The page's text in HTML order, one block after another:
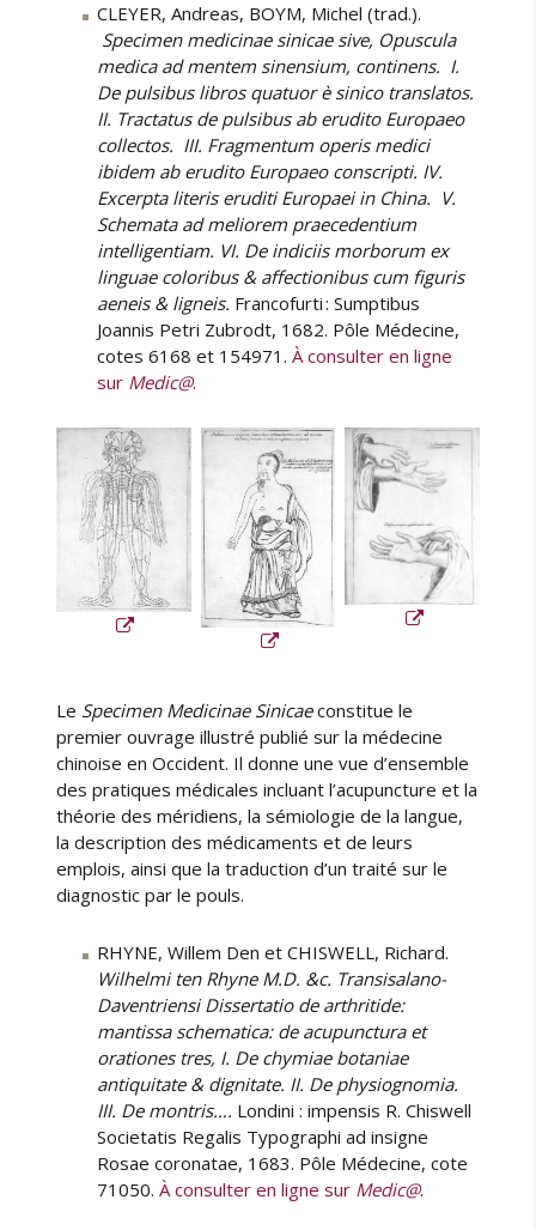
CLEYER, Andreas, BOYM, Michel (trad.).
Specimen medicinae sinicae sive, Opuscula
medica ad mentem sinensium, continens. I.
De pulsibus libros quatuor è sinico translatos.
II. Tractatus de pulsibus ab erudito Europaeo
collectos. III. Fragmentum operis medici
ibidem ab erudito Europaeo conscripti. IV.
Excerpta literis eruditi Europaei in China. V.
Schemata ad meliorem praecedentium
intelligentiam. VI. De indiciis morborum ex
linguae coloribus & affectionibus cum figuris
aeneis & ligneis. Francofurti : Sumptibus
Joannis Petri Zubrodt, 1682. Pôle Médecine,
cotes 6168 et 154971. À consulter en ligne
sur Medic@.
Le Specimen Medicinae Sinicaeconstitue le
premier ouvrage illustré publié sur la médecine
chinoise en Occident. Il donne une vue d’ensemble
des pratiques médicales incluant l’acupuncture et la
théorie des méridiens, la sémiologie de la langue,
la description des médicaments et de leurs
emplois, ainsi que la traduction d’un traité sur le
diagnostic par le pouls.
RHYNE, Willem Den et CHISWELL, Richard.
Wilhelmi ten Rhyne M.D. &c. Transisalano-
Daventriensi Dissertatio de arthritide:
mantissa schematica: de acupunctura et
orationes tres, I. De chymiae botaniae
antiquitate & dignitate. II. De physiognomia.
III. De montris…. Londini : impensis R. Chiswell
Societatis Regalis Typographi ad insigne
Rosae coronatae, 1683. Pôle Médecine, cote
71050. À consulter en ligne sur Medic@.